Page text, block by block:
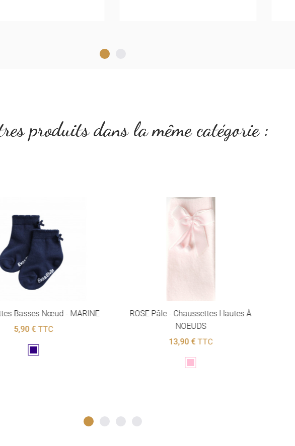
produits dans la même catégorie :
Basses Nœud - MARINE
5,90 €TTC
Marine
ROSE Pâle - Chaussettes Hautes À
NOEUDS
13,90 €TTC
Rose